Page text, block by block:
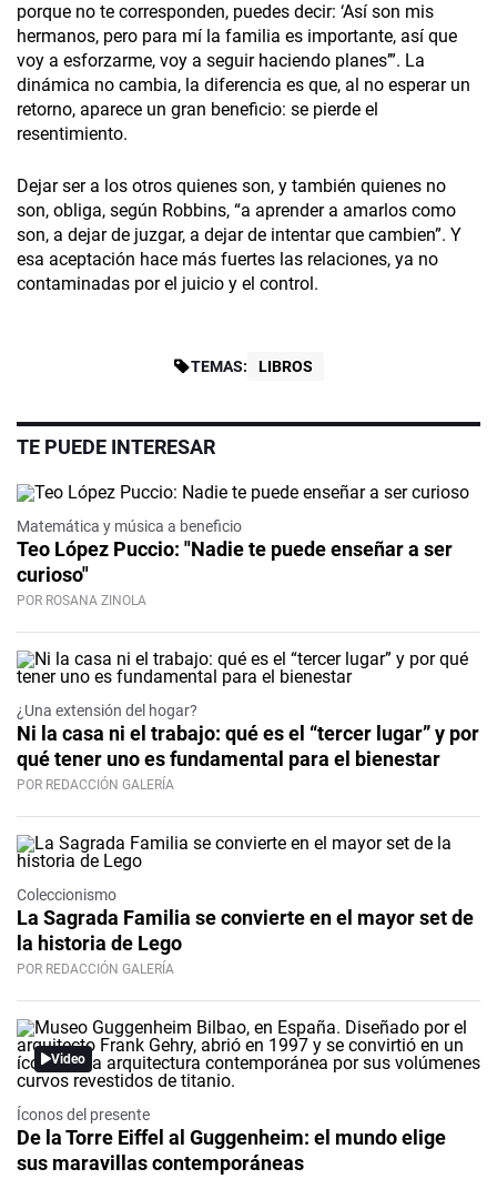
porque no te corresponden, puedes decir: ‘Así son mis
hermanos, pero para mí la familia es importante, así que
voy a esforzarme, voy a seguir haciendo planes’”. La
dinámica no cambia, la diferencia es que, al no esperar un
retorno, aparece un gran beneficio: se pierde el
resentimiento.
Dejar ser a los otros quienes son, y también quienes no
son, obliga, según Robbins, “a aprender a amarlos como
son, a dejar de juzgar, a dejar de intentar que cambien”. Y
esa aceptación hace más fuertes las relaciones, ya no
contaminadas por el juicio y el control.
TEMAS: LIBROS
TE PUEDE INTERESAR
Matemática y música a beneficio
Teo López Puccio: "Nadie te puede enseñar a ser
curioso"
POR ROSANA ZINOLA
¿Una extensión del hogar?
Ni la casa ni el trabajo: qué es el “tercer lugar” y por
qué tener uno es fundamental para el bienestar
POR REDACCIÓN GALERÍA
Coleccionismo
La Sagrada Familia se convierte en el mayor set de
la historia de Lego
POR REDACCIÓN GALERÍA
Video
Íconos del presente
De la Torre Eiffel al Guggenheim: el mundo elige
sus maravillas contemporáneas